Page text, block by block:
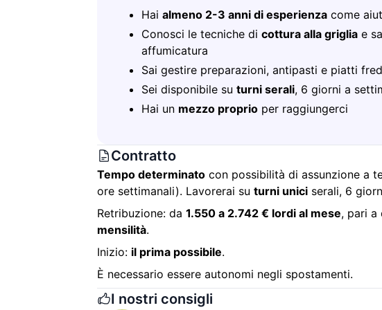
Hai almeno 2-3 anni di esperienza come
Conosci le tecniche di cottura alla griglia e
affumicatura
Sai gestire preparazioni, antipasti e piatti
Sei disponibile su turni serali, 6 giorni a
Hai un mezzo proprio per raggiungerci
Contratto
Tempo determinato con possibilità di assunzione a
ore settimanali). Lavorerai su turni unici serali, 6
Retribuzione: da 1.550 a 2.742 € lordi al mese, pari a
mensilità.
Inizio: il prima possibile.
È necessario essere autonomi negli spostamenti.
I nostri consigli